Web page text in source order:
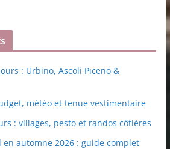
: Urbino, Ascoli Piceno &
météo et tenue vestimentaire
: villages, pesto et randos côtières
automne 2026 : guide complet